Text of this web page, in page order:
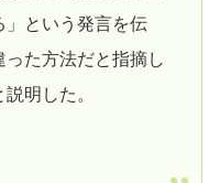
」という発言を伝
った方法だと指摘し
明した。